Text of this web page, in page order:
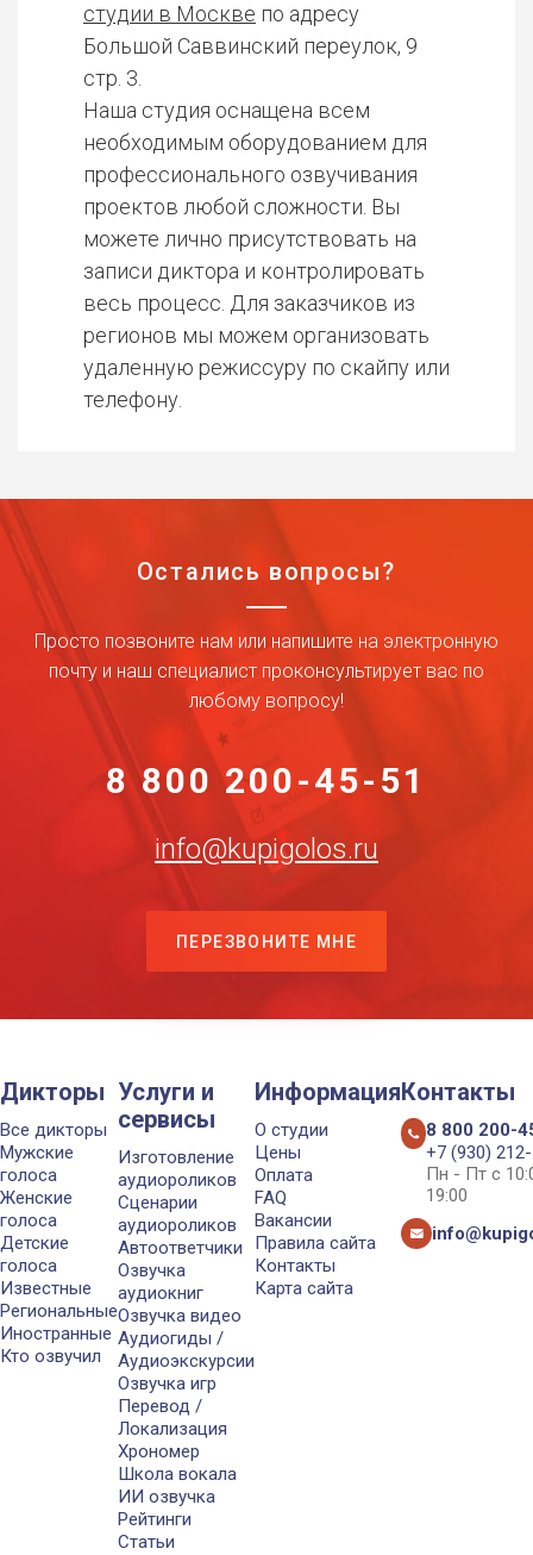
студии в Москве по адресу
Большой Саввинский переулок, 9
стр. 3.
Наша студия оснащена всем
необходимым оборудованием для
профессионального озвучивания
проектов любой сложности. Вы
можете лично присутствовать на
записи диктора и контролировать
весь процесс. Для заказчиков из
регионов мы можем организовать
удаленную режиссуру по скайпу или
телефону.
Остались вопросы?
Просто позвоните нам или напишите на электронную
почту и наш специалист проконсультирует вас по
любому вопросу!
8 800 200-45-51
info@kupigolos.ru
ПЕРЕЗВОНИТЕ МНЕ
Дикторы
Все дикторы
Мужские
голоса
Женские
голоса
Детские
голоса
Известные
Региональные
Иностранные
Кто озвучил
Услуги и
сервисы
Изготовление
аудиороликов
Сценарии
аудиороликов
Автоответчики
Озвучка
аудиокниг
Озвучка видео
Аудиогиды /
Аудиоэкскурсии
Озвучка игр
Перевод /
Локализация
Хрономер
Школа вокала
ИИ озвучка
Рейтинги
Статьи
Информация
О студии
Цены
Оплата
FAQ
Вакансии
Правила сайта
Контакты
Карта сайта
Контакты
8 800 200-
+7 (930)
Пн - Пт с
19:00